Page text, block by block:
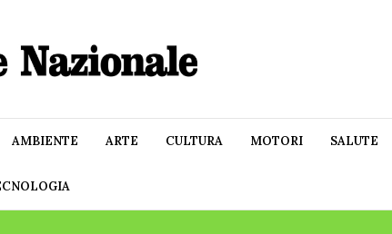
AMBIENTE ARTE CULTURA MOTORI SALUTE